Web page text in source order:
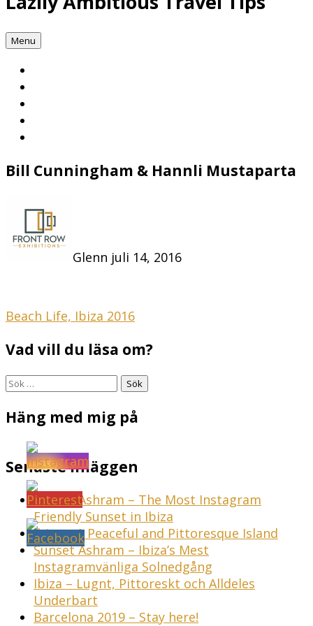
Menu
Bill Cunningham & Hannli Mustaparta
Glenn juli 14, 2016
Inläggsnavigering
Beach Life, Ibiza 2016
Vad vill du läsa om?
Sök
Häng med mig på
Senaste inläggen
Sunset Ashram – The Most Instagram
Friendly Sunset in Ibiza
Ibiza – A Peaceful and Pittoresque Island
Sunset Ashram – Ibiza’s Mest
Instagramvänliga Solnedgång
Ibiza – Lugnt, Pittoreskt och Alldeles
Underbart
Barcelona 2019 – Stay here!